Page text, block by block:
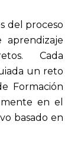
del proceso
aprendizaje
Cada
un reto
Formación
en el
basado en